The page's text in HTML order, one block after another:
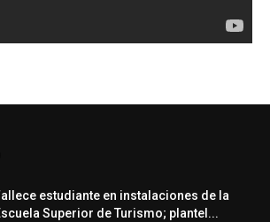
estudiante en instalaciones de la
Superior de Turismo; plantel...